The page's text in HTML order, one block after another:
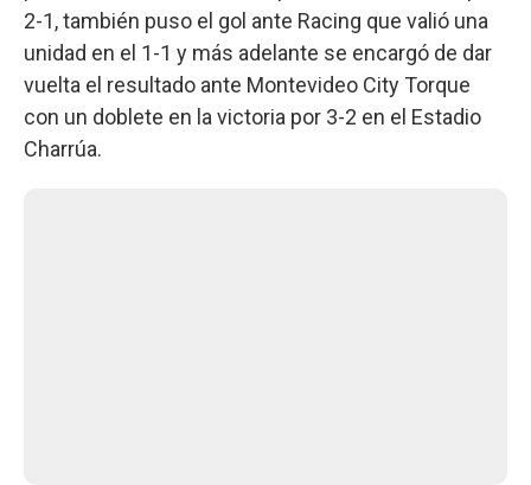
2-1, también puso el gol ante Racing que valió una
unidad en el 1-1 y más adelante se encargó de dar
vuelta el resultado ante Montevideo City Torque
con un doblete en la victoria por 3-2 en el Estadio
Charrúa.